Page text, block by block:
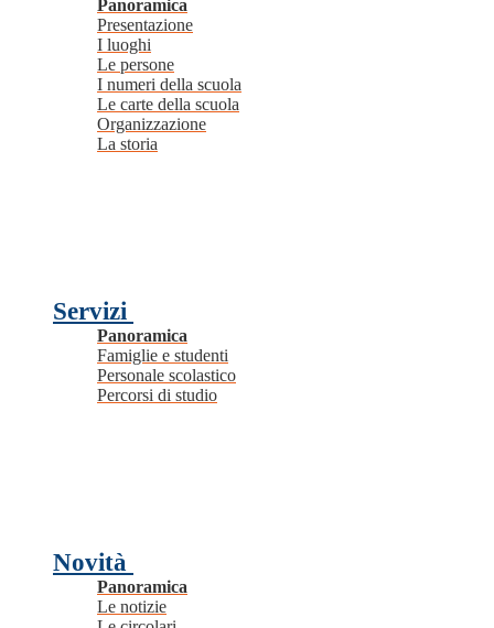
Panoramica
Presentazione
I luoghi
Le persone
I numeri della scuola
Le carte della scuola
Organizzazione
La storia
Servizi
Panoramica
Famiglie e studenti
Personale scolastico
Percorsi di studio
Novità
Panoramica
Le notizie